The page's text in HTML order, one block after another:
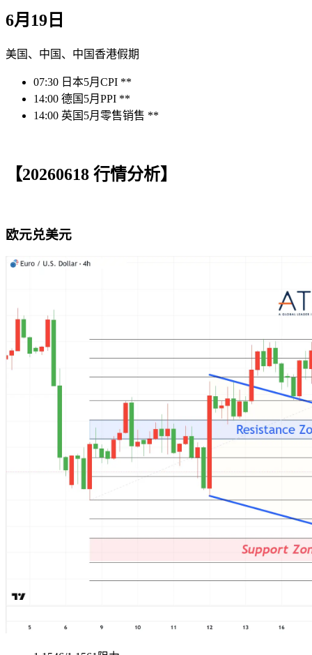
6月19日
美国、中国、中国香港假期
07:30 日本5月CPI **
14:00 德国5月PPI **
14:00 英国5月零售销售 **
【20260618 行情分析】
欧元兑美元